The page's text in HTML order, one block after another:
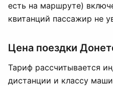
есть на маршруте)
квитанций пассажир не
Цена поездки
Тариф рассчитывается
дистанции и классу